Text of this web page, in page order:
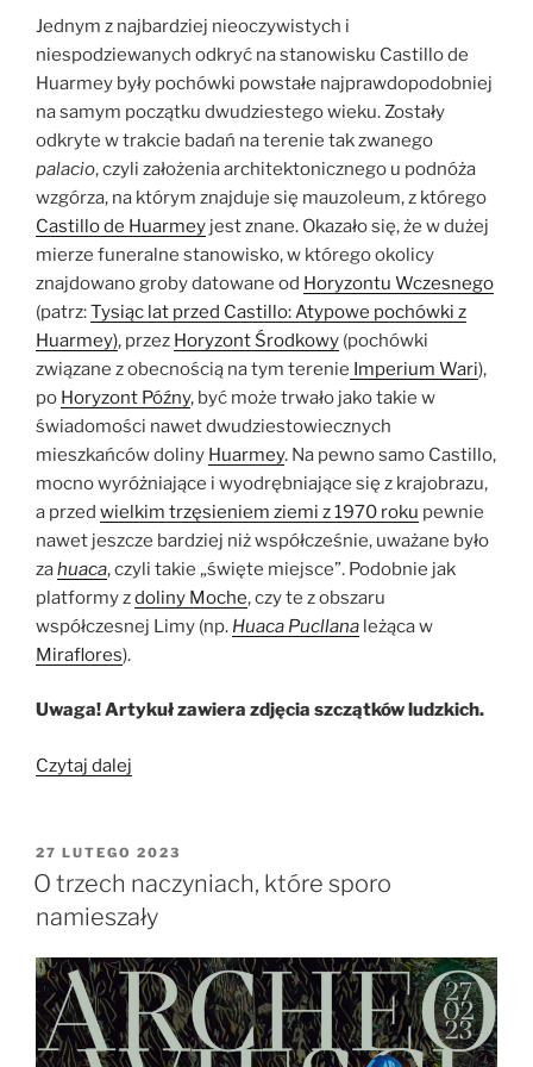
Jednym z najbardziej nieoczywistych i
niespodziewanych odkryć na stanowisku Castillo de
Huarmey były pochówki powstałe najprawdopodobniej
na samym początku dwudziestego wieku. Zostały
odkryte w trakcie badań na terenie tak zwanego
palacio, czyli założenia architektonicznego u podnóża
wzgórza, na którym znajduje się mauzoleum, z którego
Castillo de Huarmey jest znane. Okazało się, że w dużej
mierze funeralne stanowisko, w którego okolicy
znajdowano groby datowane od Horyzontu Wczesnego
(patrz:Tysiąc lat przed Castillo: Atypowe pochówki z
Huarmey), przez Horyzont Środkowy (pochówki
związane z obecnością na tym terenie Imperium Wari),
po Horyzont Późny, być może trwało jako takie w
świadomości nawet dwudziestowiecznych
mieszkańców doliny Huarmey. Na pewno samo Castillo,
mocno wyróżniające i wyodrębniające się z krajobrazu,
a przed wielkim trzęsieniem ziemi z 1970 roku pewnie
nawet jeszcze bardziej niż współcześnie, uważane było
zahuaca, czyli takie „święte miejsce”. Podobnie jak
platformy zdoliny Moche, czy te z obszaru
współczesnej Limy (np. Huaca Pucllana leżąca w
Miraflores).
Uwaga! Artykuł zawiera zdjęcia szczątków ludzkich.
Czytaj dalej
Castillo:
Chińczycy
z
Huarmey”
OPUBLIKOWANE
W
27 LUTEGO 2023
O trzech naczyniach, które sporo
namieszały